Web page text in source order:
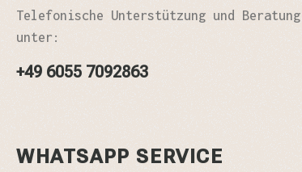
Telefonische Unterstützung und Beratung
unter:
+49 6055 7092863
WHATSAPP SERVICE